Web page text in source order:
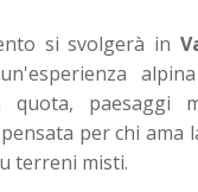
si svolgerà in
quota, paesaggi
per chi ama
terreni misti.